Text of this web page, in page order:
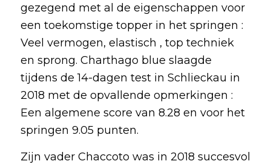
gezegend met al de eigenschappen voor
een toekomstige topper in het springen :
Veel vermogen, elastisch , top techniek
en sprong. Charthago blue slaagde
tijdens de 14-dagen test in Schlieckau in
2018 met de opvallende opmerkingen :
Een algemene score van 8.28 en voor het
springen 9.05 punten.
Zijn vader Chaccoto was in 2018 succesvol